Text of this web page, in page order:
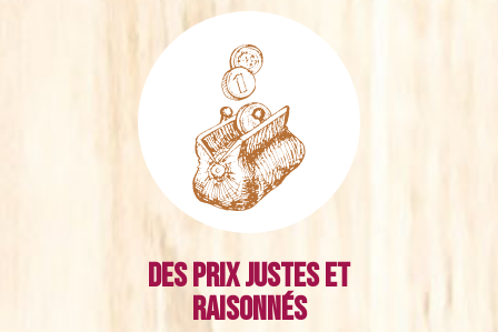
Des prix justes et
raisonnés